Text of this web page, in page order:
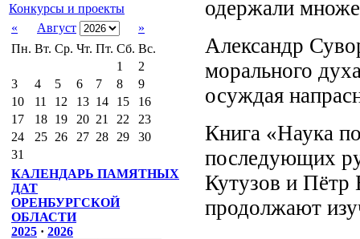
Конкурсы и проекты
«
Август
»
Пн. Вт. Ср. Чт. Пт. Сб. Вс.
1
2
3
4 5 6 7 8
9
10
11 12 13 14 15
16
17
18 19 20 21 22
23
24
25 26 27 28 29
30
31
КАЛЕНДАРЬ ПАМЯТНЫХ
ДАТ
ОРЕНБУРГСКОЙ
ОБЛАСТИ
2025 · 2026
одержали
Александр
морального
осуждая
Книга «Наука
последующих
Кутузов и Пётр
продолжают